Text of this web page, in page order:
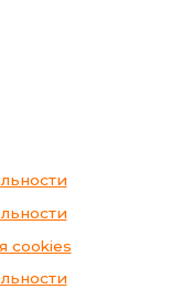
cookies